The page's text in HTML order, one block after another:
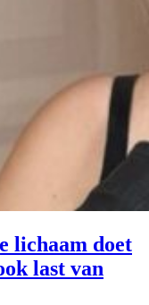
lichaam doet
last van